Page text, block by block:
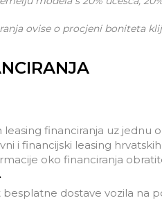
ovise o procjeni boniteta
financiranja uz jednu
i financijski leasing
oko financiranja
dostave vozila na